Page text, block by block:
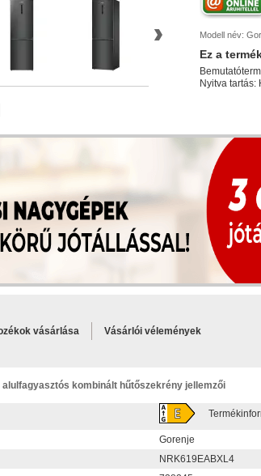
Modell név:
Ez a
Nyitva tartás:
vásárlása Vásárlói vélemények
alulfagyasztós kombinált hűtőszekrény jellemzői
Gorenje
NRK619EABXL4